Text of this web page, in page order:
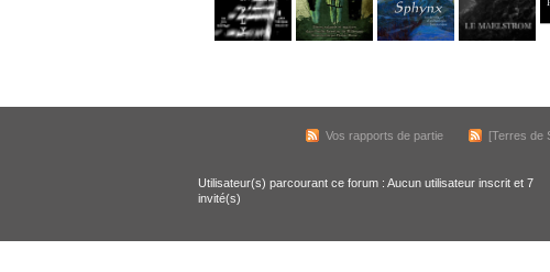
Vos rapports de partie [Terres de
Utilisateur(s) parcourant ce forum : Aucun utilisateur inscrit et 7
invité(s)